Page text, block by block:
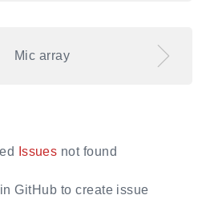
Mic array
Issues not found
GitHub to create issue